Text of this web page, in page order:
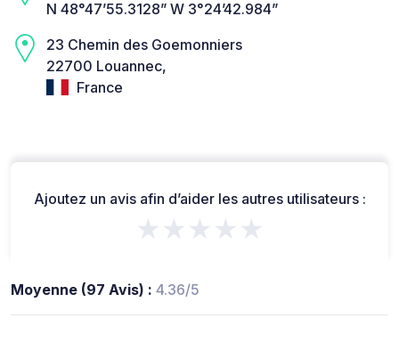
N 48°47’55.3128” W 3°24’42.984”
23 Chemin des Goemonniers
22700 Louannec,
France
Ajoutez un avis afin d’aider les autres utilisateurs :
★★★★★
Moyenne (97 Avis) : 4.36/5